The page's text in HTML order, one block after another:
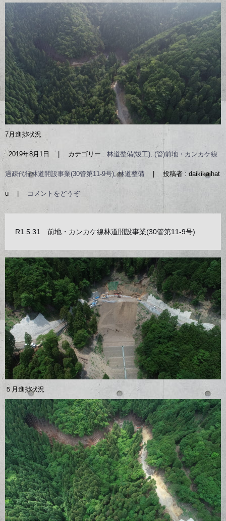
7月進捗状況
2019年8月1日 カテゴリー : 林道整備(竣工), (管)前地・カンカケ線
過疎代行林道開設事業(30管第11-9号),林道整備 投稿者 : daikikaihat
u コメントをどうぞ
R1.5.31 前地・カンカケ線林道開設事業(30管第11-9号)
５月進捗状況